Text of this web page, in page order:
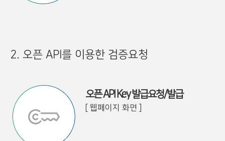
2. 오픈 API를 이용한 검증요청
오픈 API Key 발급요청/발급
[ 웹페이지 화면 ]